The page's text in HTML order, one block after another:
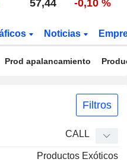
57,44 -0,10 %
Noticias
Prod apalancamiento
Filtros
CALL
Productos Exóticos